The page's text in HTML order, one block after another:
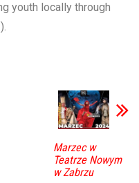
youth locally through
Marzec w
Teatrze Nowym
w Zabrzu